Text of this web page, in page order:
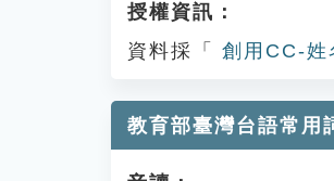
授權資訊：
資料採「
創用CC-姓
教育部臺灣台語常用